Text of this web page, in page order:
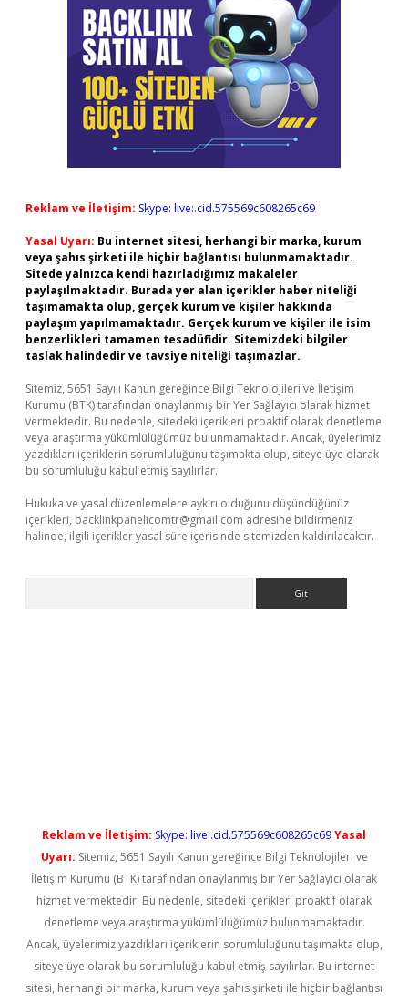
Reklam ve İletişim: Skype: live:.cid.575569c608265c69
Yasal Uyarı: Bu internet sitesi, herhangi bir marka, kurum
veya şahıs şirketi ile hiçbir bağlantısı bulunmamaktadır.
Sitede yalnızca kendi hazırladığımız makaleler
paylaşılmaktadır. Burada yer alan içerikler haber niteliği
taşımamakta olup, gerçek kurum ve kişiler hakkında
paylaşım yapılmamaktadır. Gerçek kurum ve kişiler ile isim
benzerlikleri tamamen tesadüfidir. Sitemizdeki bilgiler
taslak halindedir ve tavsiye niteliği taşımazlar.
Sitemiz, 5651 Sayılı Kanun gereğince Bilgi Teknolojileri ve İletişim
Kurumu (BTK) tarafından onaylanmış bir Yer Sağlayıcı olarak hizmet
vermektedir. Bu nedenle, sitedeki içerikleri proaktif olarak denetleme
veya araştırma yükümlülüğümüz bulunmamaktadır. Ancak, üyelerimiz
yazdıkları içeriklerin sorumluluğunu taşımakta olup, siteye üye olarak
bu sorumluluğu kabul etmiş sayılırlar.
Hukuka ve yasal düzenlemelere aykırı olduğunu düşündüğünüz
içerikleri, backlinkpanelicomtr@gmail.com adresine bildirmeniz
halinde, ilgili içerikler yasal süre içerisinde sitemizden kaldırılacaktır.
Reklam ve İletişim: Skype: live:.cid.575569c608265c69Yasal
Uyarı: Sitemiz, 5651 Sayılı Kanun gereğince Bilgi Teknolojileri ve
İletişim Kurumu (BTK) tarafından onaylanmış bir Yer Sağlayıcı olarak
hizmet vermektedir. Bu nedenle, sitedeki içerikleri proaktif olarak
denetleme veya araştırma yükümlülüğümüz bulunmamaktadır.
Ancak, üyelerimiz yazdıkları içeriklerin sorumluluğunu taşımakta olup,
siteye üye olarak bu sorumluluğu kabul etmiş sayılırlar. Bu internet
sitesi, herhangi bir marka, kurum veya şahıs şirketi ile hiçbir bağlantısı